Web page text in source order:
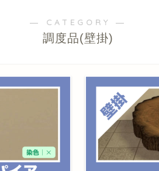
― CATEGORY ―
調度品(壁掛)